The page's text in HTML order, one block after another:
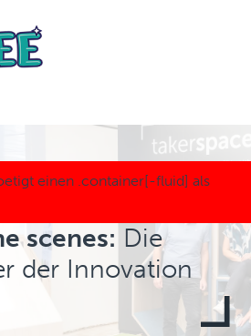
scenes: Die
der Innovation